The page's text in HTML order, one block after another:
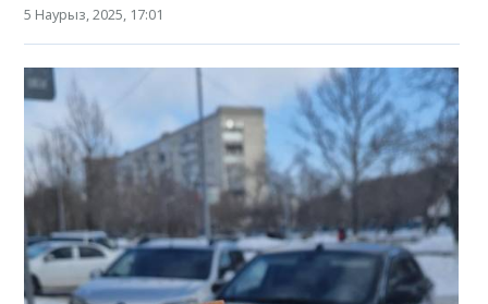
5 Наурыз, 2025, 17:01